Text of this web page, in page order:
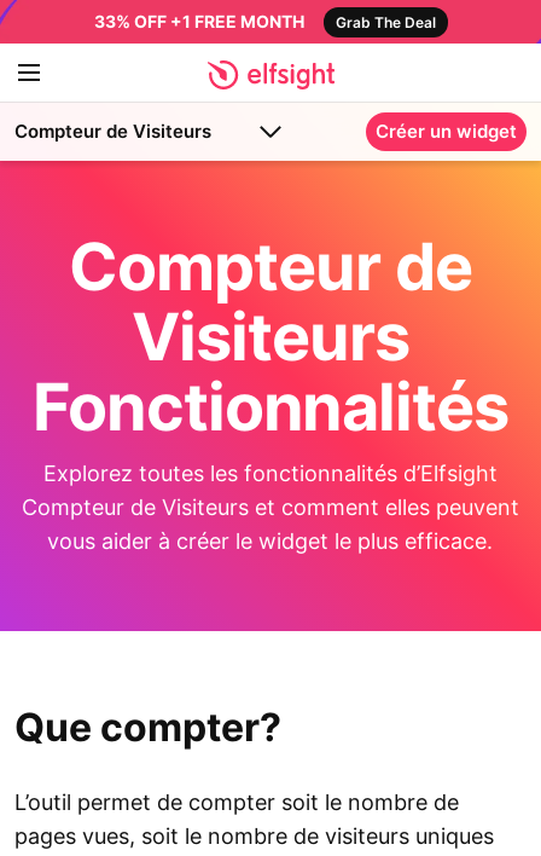
33% OFF +1 FREE MONTH Grab The Deal
Compteur de Visiteurs Créer un widget
Compteur de
Visiteurs
Fonctionnalités
Explorez toutes les fonctionnalités d’Elfsight
Compteur de Visiteurs et comment elles peuvent
vous aider à créer le widget le plus efficace.
Que compter?
L’outil permet de compter soit le nombre de
pages vues, soit le nombre de visiteurs uniques